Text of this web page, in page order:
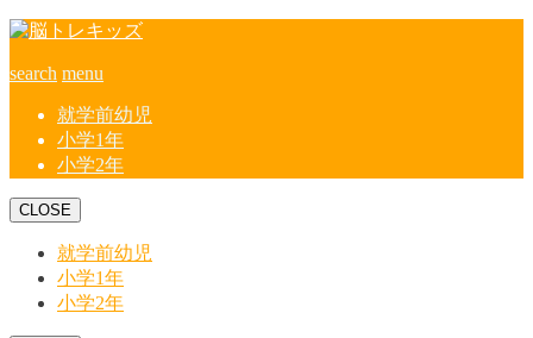
search menu
就学前幼児
小学1年
小学2年
CLOSE
就学前幼児
小学1年
小学2年